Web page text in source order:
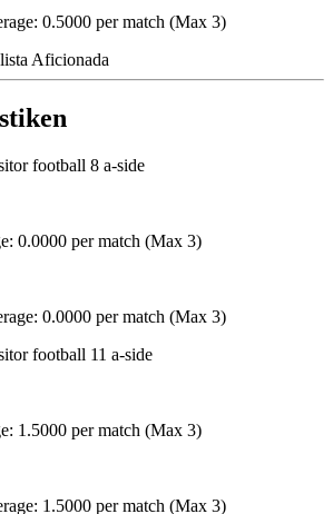
0.5000 per match (Max 3)
football 8 a-side
0.0000 per match (Max 3)
0.0000 per match (Max 3)
football 11 a-side
1.5000 per match (Max 3)
1.5000 per match (Max 3)